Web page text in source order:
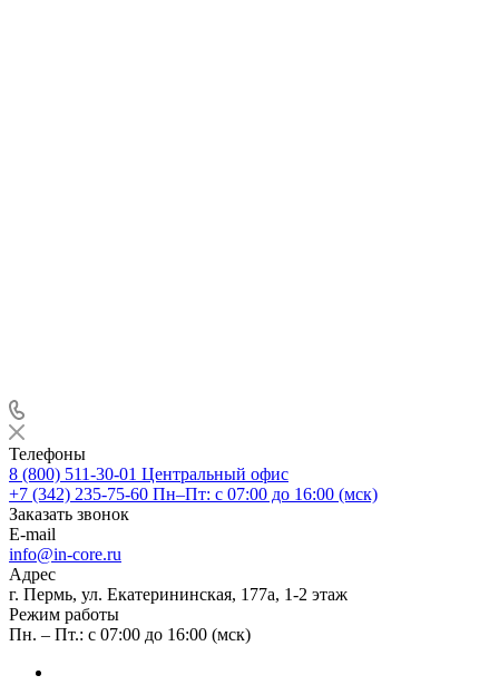
Телефоны
8 (800) 511-30-01 Центральный офис
+7 (342) 235-75-60 Пн–Пт: с 07:00 до 16:00 (мск)
Заказать звонок
E-mail
info@in-core.ru
Адрес
г. Пермь, ул. ​Екатерининская, 177а, ​1-2 этаж
Режим работы
Пн. – Пт.: с 07:00 до 16:00 (мск)